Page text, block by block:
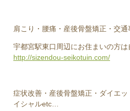
肩こり・腰痛・産後骨盤矯正・交通
宇都宮駅東口周辺にお住まいの方は
http://sizendou-seikotuin.com/
症状改善・産後骨盤矯正・ダイエ
イシャルetc…